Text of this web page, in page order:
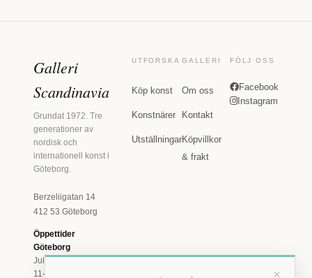
Galleri
Scandinavia
Grundat 1972. Tre
generationer av
nordisk och
internationell konst i
Göteborg.
Berzeliigatan 14
412 53 Göteborg
Öppettider
Göteborg
Juli: Tis 11-18 · Lör
11-16
UTFORSKA
Köp konst
Konstnärer
Utställningar
GALLERI
Om oss
Kontakt
Köpvillkor
& frakt
FÖLJ OSS
Facebook
Instagram
×